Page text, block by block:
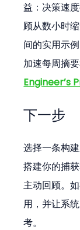
益：决策速
顾从数小时
间的实用示
加速每周摘
Engineer’s
下一步
选择一条构
搭建你的捕
主动回顾。
用，并让系
考。